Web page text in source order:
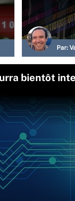
Par:
bientôt